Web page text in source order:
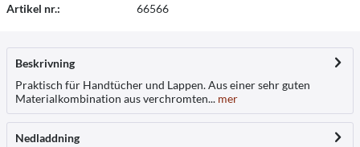
Artikel nr.: 66566
Beskrivning
Praktisch für Handtücher und Lappen. Aus einer sehr guten
Materialkombination aus verchromten... mer
Nedladdning